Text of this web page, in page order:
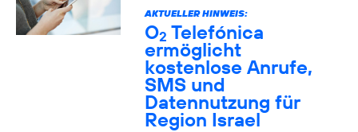
AKTUELLER HINWEIS:
O2 Telefónica
ermöglicht
kostenlose Anrufe,
SMS und
Datennutzung für
Region Israel